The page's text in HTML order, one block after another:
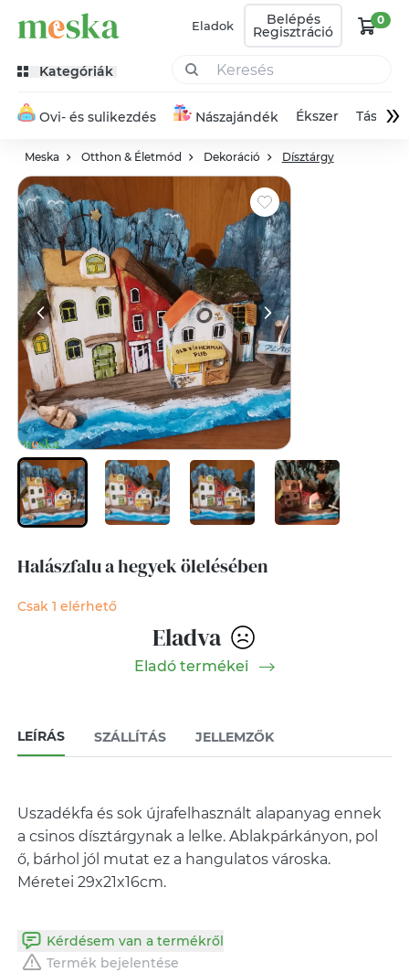
Eladok Belépés
Regisztráció
0
Kategóriák
Ovi- és sulikezdés Nászajándék Ékszer Táska»
Meska Otthon & Életmód Dekoráció Dísztárgy
Halászfalu a hegyek ölelésében
Csak 1 elérhető
Eladva
Eladó termékei
LEÍRÁS SZÁLLÍTÁS JELLEMZŐK
Uszadékfa és sok újrafelhasznált alapanyag ennek
a csinos dísztárgynak a lelke. Ablakpárkányon, pol
ő, bárhol jól mutat ez a hangulatos városka.
Méretei 29x21x16cm.
Kérdésem van a termékről
Termék bejelentése